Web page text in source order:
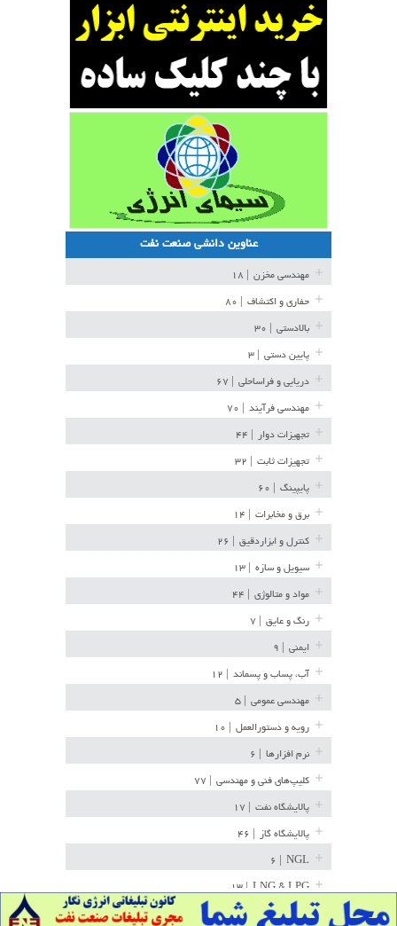
عناوین دانشی صنعت نفت
مهندسی مخزن
حفاری و اکتشاف
بالادستی
پایین دستی
دریایی و فراساحلی
مهندسی فرآیند
تجهیزات دوار
تجهیزات ثابت
پایپینگ
برق و مخابرات
کنترل و ابزاردقیق
سیویل و سازه
مواد و متالوژی
رنگ و عایق
ایمنی
آب، پساب و پسماند
مهندسی عمومی
رویه و دستورالعمل
نرم افزارها
کلیپ‌های فنی و مهندسی
پالایشگاه نفت
پالایشگاه گاز
NGL
LNG & LPG | ۱۳
خط لوله | ۳۶